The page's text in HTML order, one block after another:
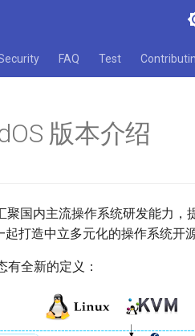
FAQ Test
版本介绍
聚国内主流操作系统研发能力
打造中立多元化的操作系统开源
有全新的定义：